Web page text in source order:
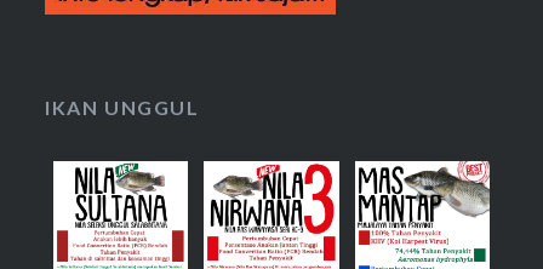
IKAN UNGGUL